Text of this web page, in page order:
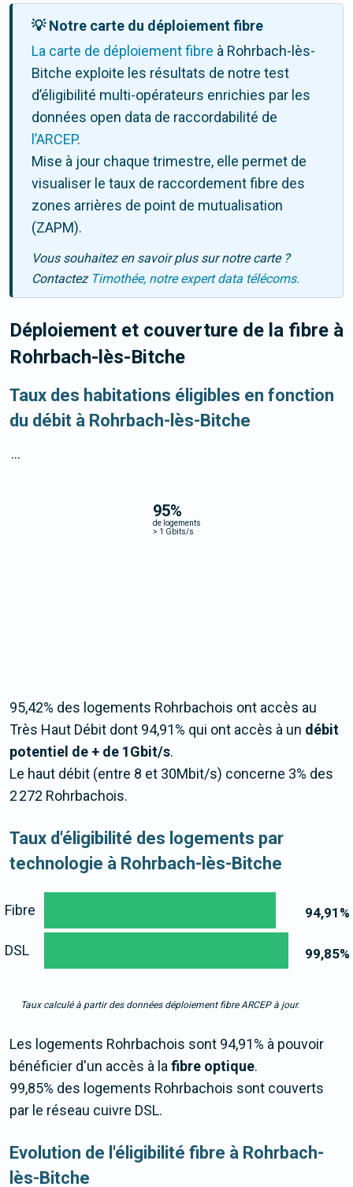
💡 Notre carte du déploiement fibre
La carte de déploiement fibre à Rohrbach-lès-
Bitche exploite les résultats de notre test
d’éligibilité multi-opérateurs enrichies par les
données open data de raccordabilité de
l’ARCEP.
Mise à jour chaque trimestre, elle permet de
visualiser le taux de raccordement fibre des
zones arrières de point de mutualisation
(ZAPM).
Vous souhaitez en savoir plus sur notre carte ?
Contactez Timothée, notre expert data télécoms.
Déploiement et couverture de la fibre à
Rohrbach-lès-Bitche
Taux des habitations éligibles en fonction
du débit à Rohrbach-lès-Bitche
95%
de logements
> 1 Gbits/s
...
95,42% des logements Rohrbachois ont accès au
Très Haut Débit dont 94,91% qui ont accès à un débit
potentiel de + de 1Gbit/s.
Le haut débit (entre 8 et 30Mbit/s) concerne 3% des
2 272 Rohrbachois.
Taux d'éligibilité des logements par
technologie à Rohrbach-lès-Bitche
94,91 %
99,85%
Fibre
DSL
Taux calculé à partir des données déploiement fibre ARCEP à jour.
Les logements Rohrbachois sont 94,91% à pouvoir
bénéficier d'un accès à lafibre optique.
99,85% des logements Rohrbachois sont couverts
par le réseau cuivre DSL.
Evolution de l'éligibilité fibre à Rohrbach-
lès-Bitche